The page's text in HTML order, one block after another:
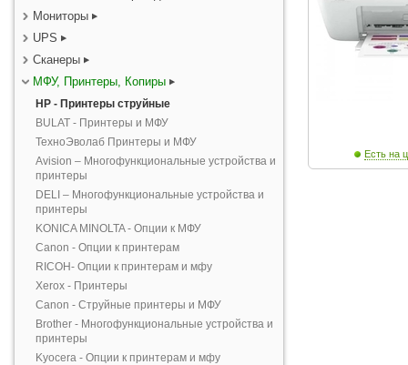
Мониторы
UPS
Сканеры
МФУ, Принтеры, Копиры
HP - Принтеры струйные
BULAT - Принтеры и МФУ
ТехноЭволаб Принтеры и МФУ
Avision – Многофункциональные устройства и
принтеры
DELI – Многофункциональные устройства и
принтеры
KONICA MINOLTA - Опции к МФУ
Canon - Опции к принтерам
RICOH- Опции к принтерам и мфу
Xerox - Принтеры
Canon - Струйные принтеры и МФУ
Brother - Многофункциональные устройства и
принтеры
Kyocera - Опции к принтерам и мфу
Есть на